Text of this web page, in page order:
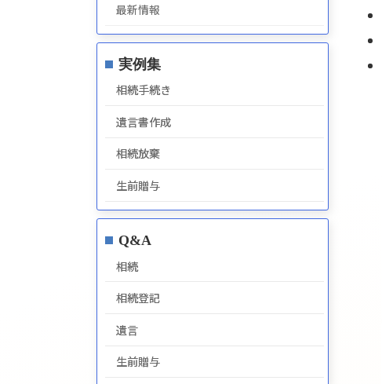
最新情報
実例集
相続手続き
遺言書作成
相続放棄
生前贈与
Q&A
相続
相続登記
遺言
生前贈与